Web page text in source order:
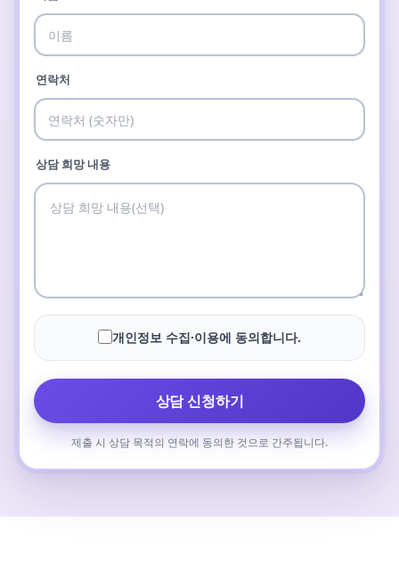
연락처
상담 희망 내용
개인정보 수집·이용에 동의합니다.
상담 신청하기
제출 시 상담 목적의 연락에 동의한 것으로 간주됩니다.